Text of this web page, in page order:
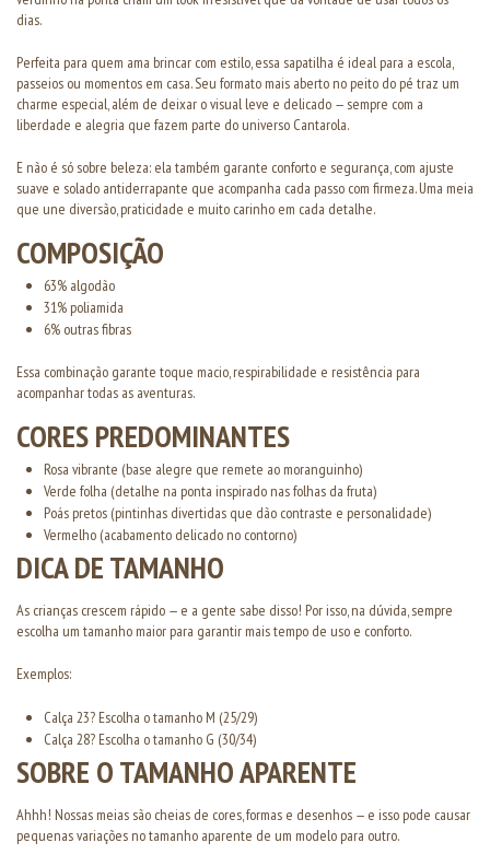
dias.
Perfeita para quem ama brincar com estilo, essa sapatilha é ideal para a escola,
passeios ou momentos em casa. Seu formato mais aberto no peito do pé traz um
charme especial, além de deixar o visual leve e delicado — sempre com a
liberdade e alegria que fazem parte do universo Cantarola.
E não é só sobre beleza: ela também garante conforto e segurança, com ajuste
suave e solado antiderrapante que acompanha cada passo com firmeza. Uma meia
que une diversão, praticidade e muito carinho em cada detalhe.
COMPOSIÇÃO
63% algodão
31% poliamida
6% outras fibras
Essa combinação garante toque macio, respirabilidade e resistência para
acompanhar todas as aventuras.
CORES PREDOMINANTES
Rosa vibrante (base alegre que remete ao moranguinho)
Verde folha (detalhe na ponta inspirado nas folhas da fruta)
Poás pretos (pintinhas divertidas que dão contraste e personalidade)
Vermelho (acabamento delicado no contorno)
DICA DE TAMANHO
As crianças crescem rápido — e a gente sabe disso! Por isso, na dúvida, sempre
escolha um tamanho maior para garantir mais tempo de uso e conforto.
Exemplos:
Calça 23? Escolha o tamanho M (25/29)
Calça 28? Escolha o tamanho G (30/34)
SOBRE O TAMANHO APARENTE
Ahhh! Nossas meias são cheias de cores, formas e desenhos — e isso pode causar
pequenas variações no tamanho aparente de um modelo para outro.